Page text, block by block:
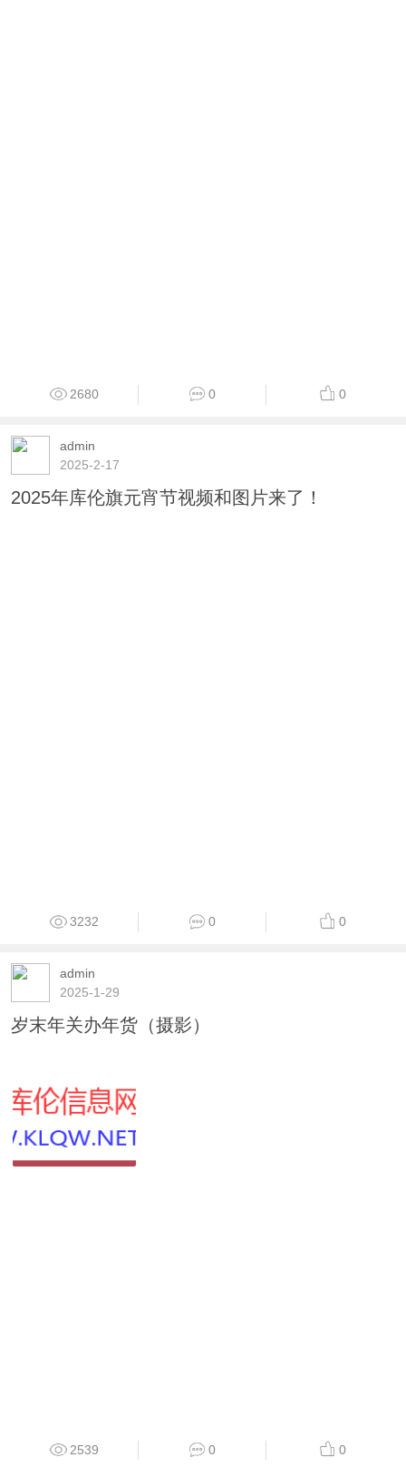
2680 0 0
admin
2025-2-17
2025年库伦旗元宵节视频和图片来了！
3232 0 0
admin
2025-1-29
岁末年关办年货（摄影）
2539 0 0